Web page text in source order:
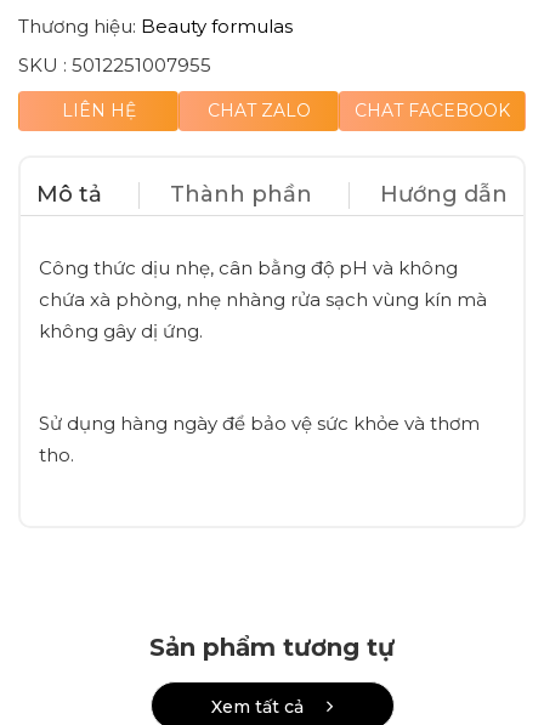
Thương hiệu: Beauty formulas
SKU : 5012251007955
LIÊN HỆ CHAT ZALO CHAT FACEBOOK
Mô tả Thành phần Hướng dẫn
Công thức dịu nhẹ, cân bằng độ pH và không
chứa xà phòng, nhẹ nhàng rửa sạch vùng kín mà
không gây dị ứng.
Sử dụng hàng ngày để bảo vệ sức khỏe và thơm
tho.
Sản phẩm tương tự
Xem tất cả